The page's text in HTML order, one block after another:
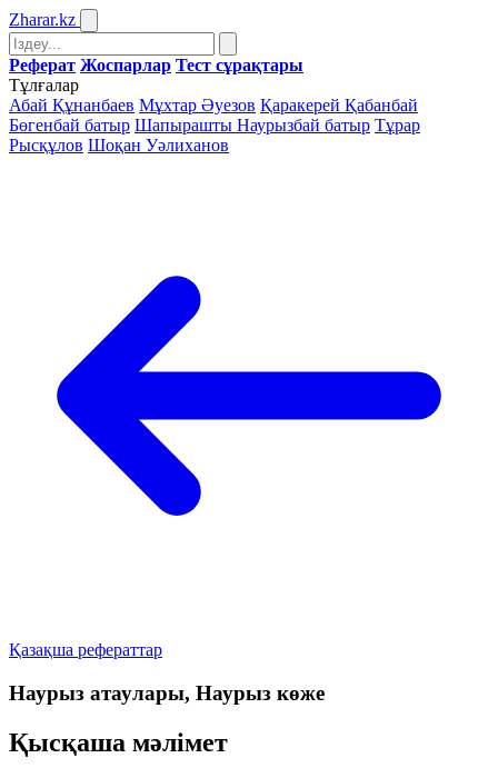
Zharar.kz
Реферат Жоспарлар Тест сұрақтары
Тұлғалар
Абай Құнанбаев Мұхтар Әуезов Қаракерей Қабанбай
Бөгенбай батыр Шапырашты Наурызбай батыр Тұрар
Рысқұлов Шоқан Уәлиханов
Қазақша рефераттар
Наурыз атаулары, Наурыз көже
Қысқаша мәлімет